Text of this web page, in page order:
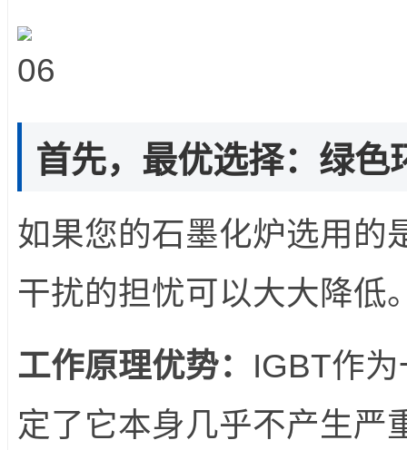
首先，最优选择：绿色
如果您的石墨化炉选用的
干扰的担忧可以大大降低
工作原理优势： IGBT作
定了它本身几乎不产生严